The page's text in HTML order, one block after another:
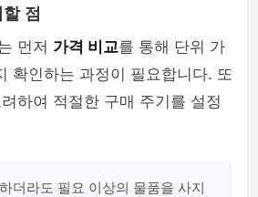
점
먼저 가격 비교를 통해 단위 가
확인하는 과정이 필요합니다. 또
하여 적절한 구매 주기를 설정
더라도 필요 이상의 물품을 사지